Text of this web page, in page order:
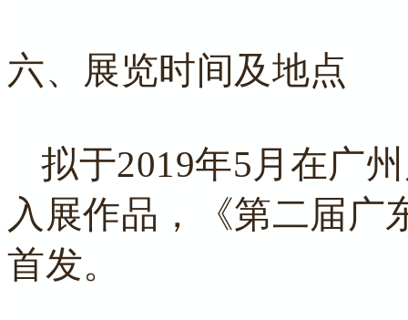
六、展览时间及地点
拟于2019年5月在广
入展作品，《第二届广
首发。